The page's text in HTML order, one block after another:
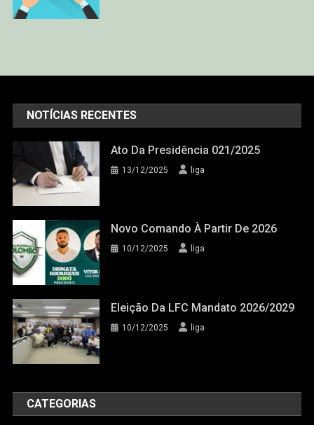
NOTÍCIAS RECENTES
Ato Da Presidência 021/2025
13/12/2025 liga
Novo Comando À Partir De 2026
10/12/2025 liga
Eleição Da LFC Mandato 2026/2029
10/12/2025 liga
CATEGORIAS